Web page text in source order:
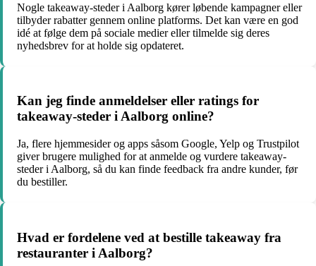
Nogle takeaway-steder i Aalborg kører løbende kampagner eller
tilbyder rabatter gennem online platforms. Det kan være en god
idé at følge dem på sociale medier eller tilmelde sig deres
nyhedsbrev for at holde sig opdateret.
Kan jeg finde anmeldelser eller ratings for
takeaway-steder i Aalborg online?
Ja, flere hjemmesider og apps såsom Google, Yelp og Trustpilot
giver brugere mulighed for at anmelde og vurdere takeaway-
steder i Aalborg, så du kan finde feedback fra andre kunder, før
du bestiller.
Hvad er fordelene ved at bestille takeaway fra
restauranter i Aalborg?